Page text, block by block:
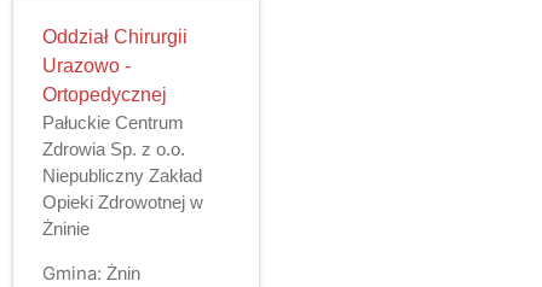
Oddział Chirurgii
Urazowo -
Ortopedycznej
Pałuckie Centrum
Zdrowia Sp. z o.o.
Niepubliczny Zakład
Opieki Zdrowotnej w
Żninie
Gmina: Żnin